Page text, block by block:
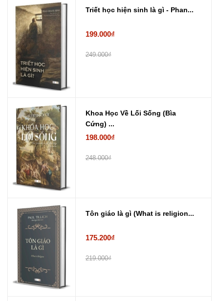
Triết học hiện sinh là gì - Phan...
199.000₫
249.000₫
Khoa Học Về Lối Sống (Bìa
Cứng) ...
198.000₫
248.000₫
Tôn giáo là gì (What is religion...
175.200₫
219.000₫